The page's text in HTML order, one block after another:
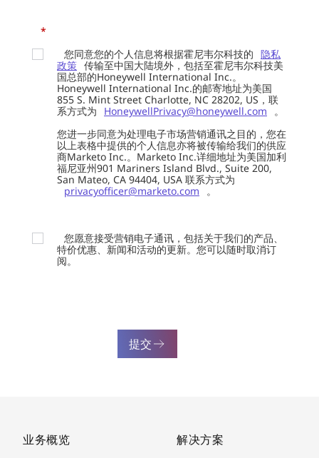
*
您同意您的个人信息将根据霍尼韦尔科技的 隐私
政策 传输至中国大陆境外，包括至霍尼韦尔科技美
国总部的Honeywell International Inc.。
Honeywell International Inc.的邮寄地址为美国
855 S. Mint Street Charlotte, NC 28202, US，联
系方式为
HoneywellPrivacy@honeywell.com
。
您进一步同意为处理电子市场营销通讯之目的，您在
以上表格中提供的个人信息亦将被传输给我们的供应
商Marketo Inc.。Marketo Inc.详细地址为美国加利
福尼亚州901 Mariners Island Blvd., Suite 200,
San Mateo, CA 94404, USA 联系方式为
privacyofficer@marketo.com
。
您愿意接受营销电子通讯，包括关于我们的产品、
特价优惠、新闻和活动的更新。您可以随时取消订
阅。
提交
业务概览
解决方案